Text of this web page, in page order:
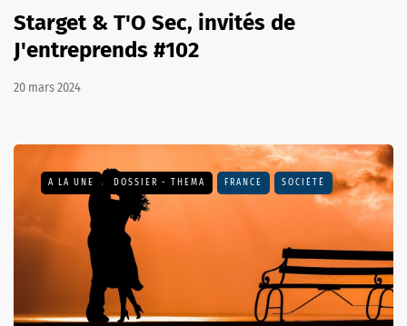
Starget & T'O Sec, invités de
J'entreprends #102
20 mars 2024
A LA UNE DOSSIER - THEMA FRANCE SOCIÉTÉ